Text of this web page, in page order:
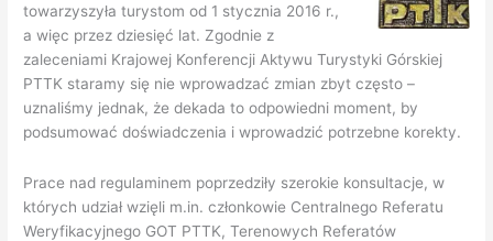
towarzyszyła turystom od 1 stycznia 2016 r.,
a więc przez dziesięć lat. Zgodnie z
zaleceniami Krajowej Konferencji Aktywu Turystyki Górskiej
PTTK staramy się nie wprowadzać zmian zbyt często –
uznaliśmy jednak, że dekada to odpowiedni moment, by
podsumować doświadczenia i wprowadzić potrzebne korekty.
Prace nad regulaminem poprzedziły szerokie konsultacje, w
których udział wzięli m.in. członkowie Centralnego Referatu
Weryfikacyjnego GOT PTTK, Terenowych Referatów